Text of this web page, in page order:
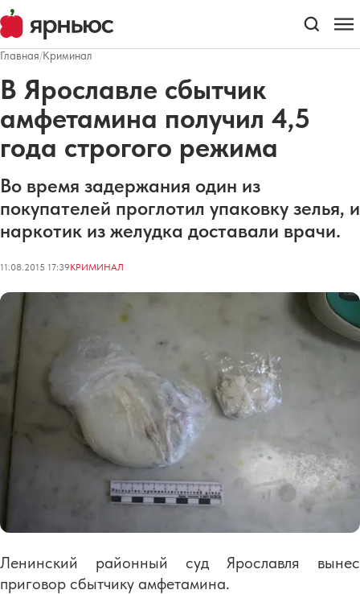
Главная/Криминал
В Ярославле сбытчик
амфетамина получил 4,5
года строгого режима
Во время задержания один из
покупателей проглотил упаковку зелья, и
наркотик из желудка доставали врачи.
11.08.2015 17:39КРИМИНАЛ
Ленинский районный суд Ярославля вынес
приговор сбытчику амфетамина.